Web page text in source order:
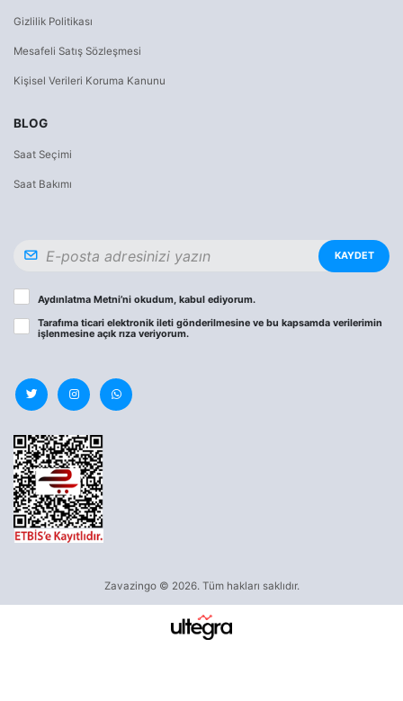
Gizlilik Politikası
Mesafeli Satış Sözleşmesi
Kişisel Verileri Koruma Kanunu
BLOG
Saat Seçimi
Saat Bakımı
KAYDET
Aydınlatma Metni’ni okudum, kabul ediyorum.
Tarafıma ticari elektronik ileti gönderilmesine ve bu kapsamda verilerimin
işlenmesine açık rıza veriyorum.
Zavazingo © 2026. Tüm hakları saklıdır.